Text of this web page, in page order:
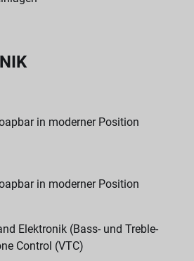
in moderner Position
in moderner Position
Elektronik (Bass- und Treble-
Control (VTC)